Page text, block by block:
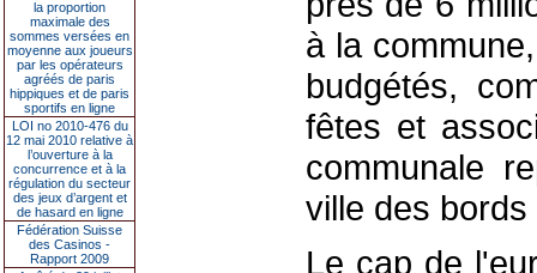
la proportion
maximale des
sommes versées en
moyenne aux joueurs
par les opérateurs
agréés de paris
hippiques et de paris
sportifs en ligne
LOI no 2010-476 du
12 mai 2010 relative à
l’ouverture à la
concurrence et à la
régulation du secteur
des jeux d’argent et
de hasard en ligne
Fédération Suisse
des Casinos -
Rapport 2009
à la
budgétés,
fêtes et
communale
ville des
Le cap de